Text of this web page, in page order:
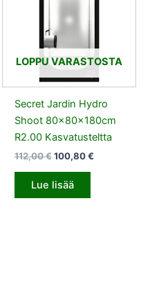
LOPPU VARASTOSTA
Secret Jardin Hydro
Shoot 80x80x180cm
R2.00 Kasvatusteltta
112,00€ 100,80€
Lue lisää